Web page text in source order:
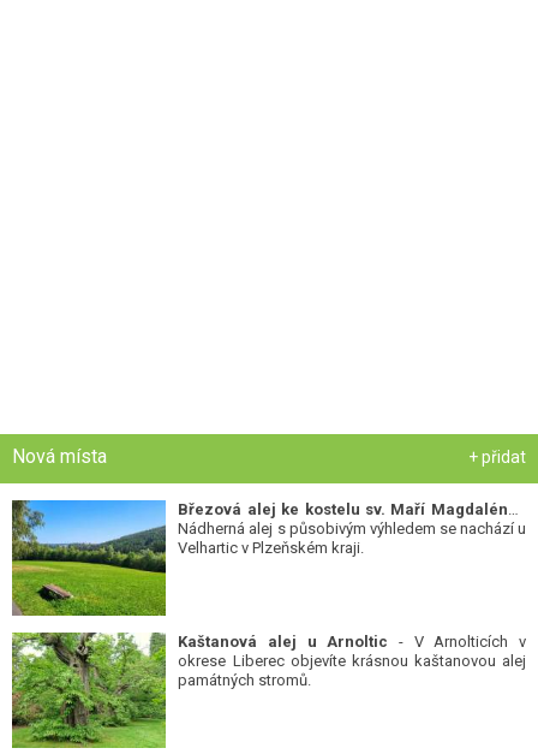
Nová místa + přidat
Nádherná alej s působivým výhledem se nachází u
Velhartic v Plzeňském kraji.
Kaštanová alej u Arnoltic - V Arnolticích v
okrese Liberec objevíte krásnou kaštanovou alej
památných stromů.